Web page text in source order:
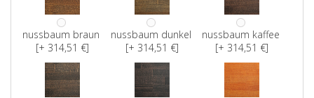
nussbaum braun
[+ 314,51 €]
nussbaum dunkel
[+ 314,51 €]
nussbaum kaffee
[+ 314,51 €]